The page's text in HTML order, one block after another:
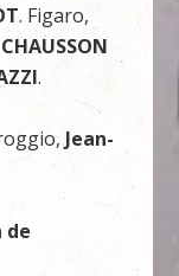
. Figaro,
.
Jean-
de